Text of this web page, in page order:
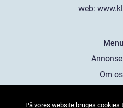
web:
Menu
Om
På vores website bruges cookies